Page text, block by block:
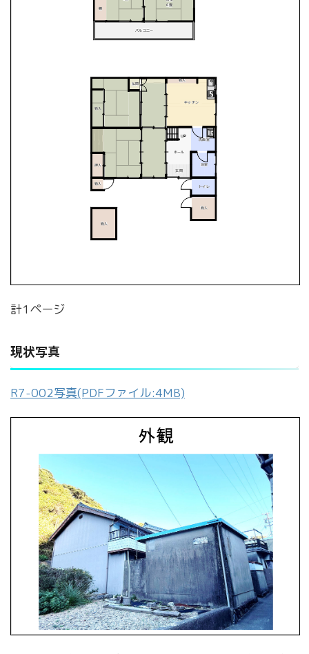
計1ページ
現状写真
R7-002写真(PDFファイル:4MB)